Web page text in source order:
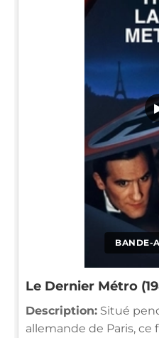
BANDE-
Le Dernier Métro
Description: Situé
allemande de Paris,